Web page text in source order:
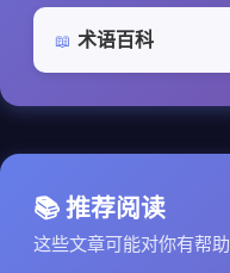
📖 术语百科
📚 推荐阅读
这些文章可能对你有帮助